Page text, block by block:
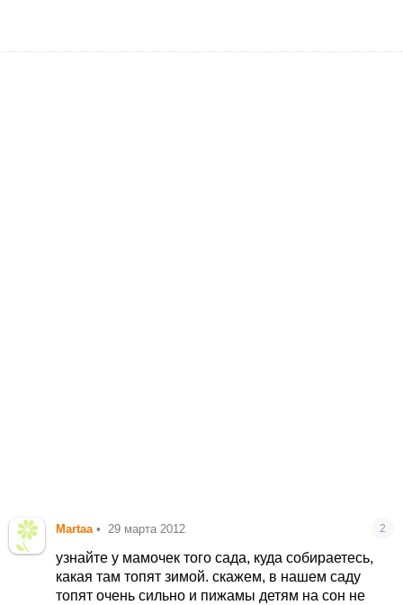
Martaa • 29 марта 2012 2
узнайте у мамочек того сада, куда собираетесь,
какая там топят зимой. скажем, в нашем саду
топят очень сильно и пижамы детям на сон не